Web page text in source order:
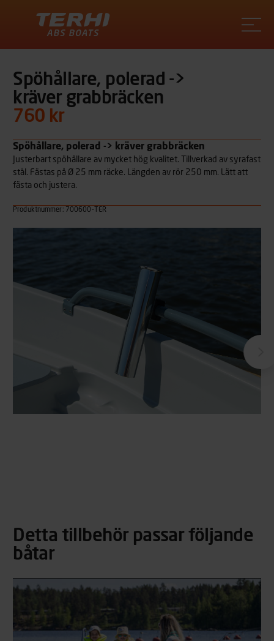
Spöhållare, polerad ->
kräver grabbräcken
760 kr
Spöhållare, polerad -> kräver grabbräcken
Justerbart spöhållare av mycket hög kvalitet. Tillverkad av syrafast
stål. Fästas på Ø 25 mm räcke. Längden av rör 250 mm. Lätt att
fästa och justera.
Produktnummer: 700600-TER
Detta tillbehör passar följande
båtar